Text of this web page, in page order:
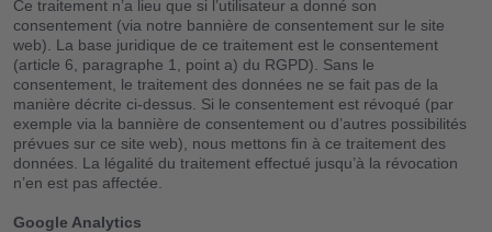
Clan familial
Coffre-fort pour l’avenir
Programme de parrainage
Ce traitement n’a lieu que si l’utilisateur a donné son
consentement (via notre bannière de consentement sur le site
web). La base juridique de ce traitement est le consentement
(article 6, paragraphe 1, point a) du RGPD). Sans le
consentement, le traitement des données ne se fait pas de la
manière décrite ci-dessus. Si le consentement est révoqué (par
exemple via la bannière de consentement ou d’autres possibilités
prévues sur ce site web), nous mettons fin à ce traitement des
données. La légalité du traitement effectué jusqu’à la révocation
n’en est pas affectée.
Google Analytics